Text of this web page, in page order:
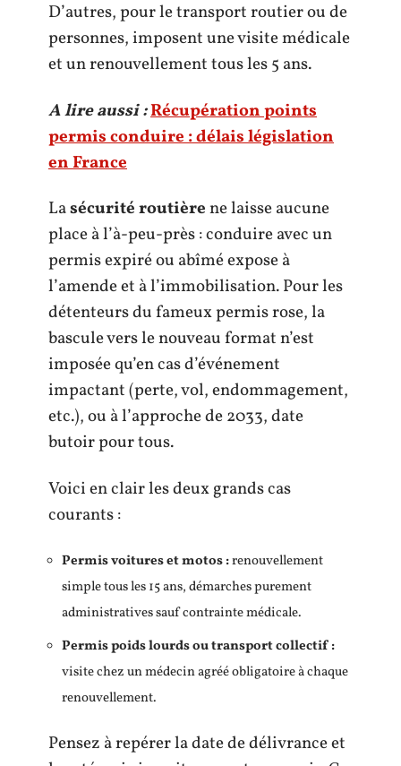
D’autres, pour le transport routier ou de
personnes, imposent une visite médicale
et un renouvellement tous les 5 ans.
A lire aussi :Récupération points
permis conduire : délais législation
en France
Lasécurité routièrene laisse aucune
place à l’à-peu-près : conduire avec un
permis expiré ou abîmé expose à
l’amende et à l’immobilisation. Pour les
détenteurs du fameux permis rose, la
bascule vers le nouveau format n’est
imposée qu’en cas d’événement
impactant (perte, vol, endommagement,
etc.), ou à l’approche de 2033, date
butoir pour tous.
Voici en clair les deux grands cas
courants :
Permis voitures et motos :renouvellement
simple tous les 15 ans, démarches purement
administratives sauf contrainte médicale.
Permis poids lourds ou transport collectif :
visite chez un médecin agréé obligatoire à chaque
renouvellement.
Pensez à repérer la date de délivrance et